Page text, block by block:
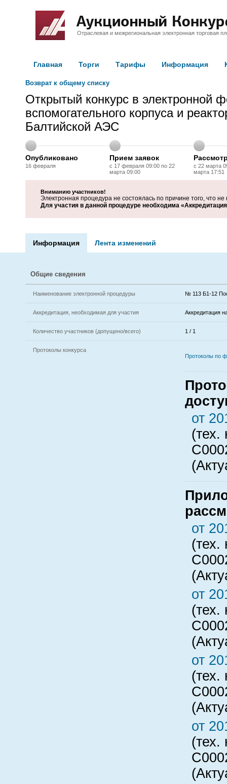
Отраслевая и межрегиональная электронная торговая
Главная Торги Тарифы Информация
Возврат к общему списку
Открытый конкурс в
вспомогательного корпуса и
Балтийской АЭС
Опубликовано
16 февраля
Прием заявок
с 17 февраля 09:00 по 22
марта 09:00
с 22 марта
марта 17:51
Вниманию участников!
Электронная процедура не состоялась по причине того, что не
Для участия в данной процедуре необходима
Информация Лента изменений
Общие сведения
Наименование электронной процедуры № 113 Б1-12
Аккредитация, необходимая для участия Аккредитация
Количество участников (допущено/всего) 1 / 1
Протоколы конкурса
Протоколы по
от
от
от
от
от